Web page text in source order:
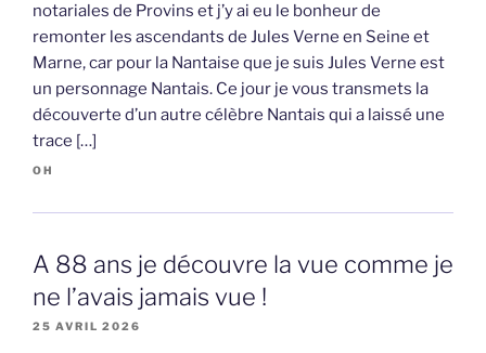
notariales de Provins et j’y ai eu le bonheur de
remonter les ascendants de Jules Verne en Seine et
Marne, car pour la Nantaise que je suis Jules Verne est
un personnage Nantais. Ce jour je vous transmets la
découverte d’un autre célèbre Nantais qui a laissé une
trace […]
OH
A 88 ans je découvre la vue comme je
ne l’avais jamais vue !
25 AVRIL 2026